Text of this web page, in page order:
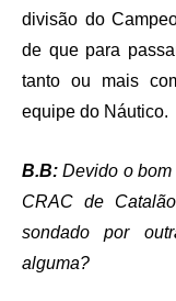
divisão do
de que para
tanto ou mais
equipe do Náutico.
B.B: Devido o
CRAC de
sondado por
alguma?